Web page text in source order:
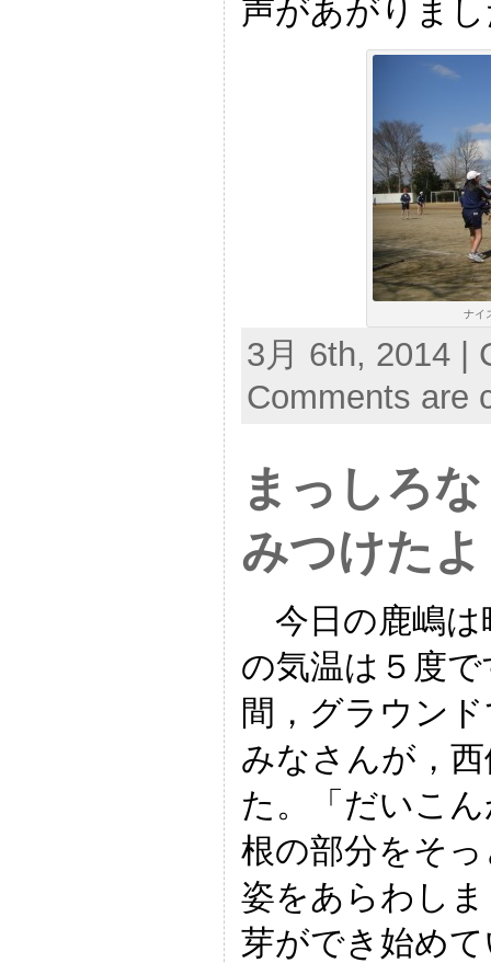
声があがりま
ナイ
3月 6th, 2014 |
Comments are
まっしろ
みつけた
今日の鹿嶋は
の気温は５度
間，グラウン
みなさんが，
た。「だいこ
根の部分をそ
姿をあらわし
芽ができ始め